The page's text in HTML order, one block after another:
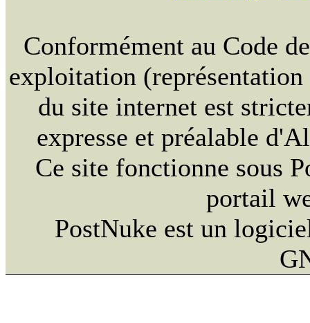
Conformément au Code
exploitation
du site internet est
expresse et préalable
Ce site fonctionne sous
portail
PostNuke est un